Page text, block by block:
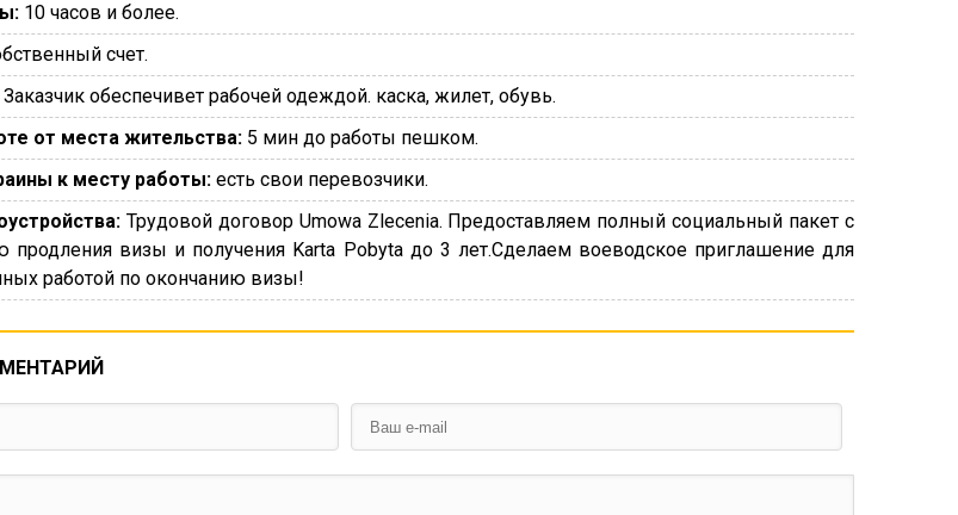
10 часов и более.
счет.
Заказчик обеспечивет рабочей одеждой. каска, жилет, обувь.
от места жительства: 5 мин до работы пешком.
к месту работы: есть свои перевозчики.
Трудовой договор Umowa Zlecenia. Предоставляем полный социальный пакет с
продления визы и получения Karta Pobyta до 3 лет.Сделаем воеводское приглашение для
работой по окончанию визы!